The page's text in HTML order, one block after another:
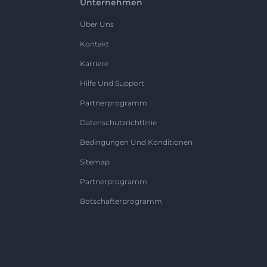
Unternehmen
Über Uns
Kontakt
Karriere
Hilfe Und Support
Partnerprogramm
Datenschutzrichtlinie
Bedingungen Und Konditionen
Sitemap
Partnerprogramm
Botschafterprogramm